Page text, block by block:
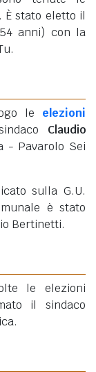
. È stato eletto il
anni) con la
le elezioni
Claudio
- Pavarolo Sei
sulla G.U.
è stato
Bertinetti.
le elezioni
il sindaco